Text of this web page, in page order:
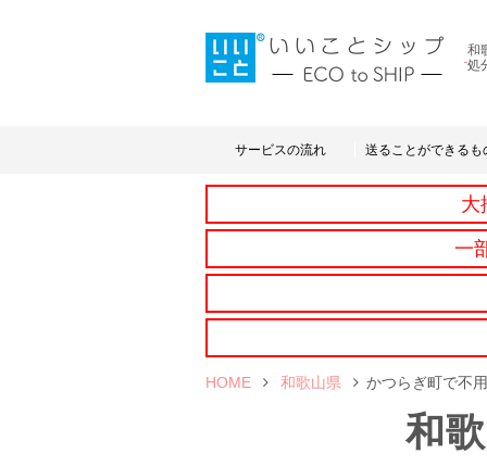
和
処
サービスの流れ 送ることができるも
大
一
HOME 和歌山県 かつらぎ町で不
和